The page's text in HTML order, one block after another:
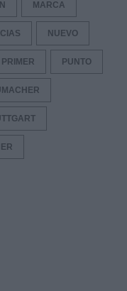
MARCA
NUEVO
PRIMER PUNTO